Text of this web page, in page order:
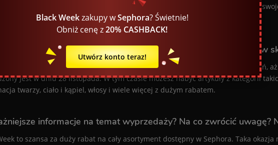
Okres wyprzedaży Black Week to dobra okazja na uzupełnienie braków w
prezentów dla najbliższych w obniżonych cenach.
dokładnie zaczynają się i kończą Black Week'owe wyprzedaże w
startują równo o północy w poniedziałek 20 listopada i trwają cały tydzień,
jest w dniu 28 listopada. W tym czasie możesz nabyć artykuły z kategorii
twarzy, ciało i kąpiel, włosy i wiele więcej z dużym rabatem.
informacje na temat wyprzedaży? Na co zwrócić uwagę?
to szansa za duży rabat na cały asortyment dostępny w Sephora. Taka
Black Weekzakupy wSephora? Świetnie!
Obniż cenę z20% CASHBACK!
Utwórz konto teraz!